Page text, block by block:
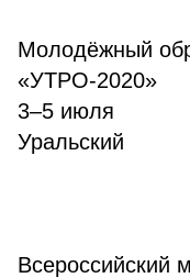
Молодёжный
«УТРО-2020»
3–5 июля
Уральский
Всероссийский